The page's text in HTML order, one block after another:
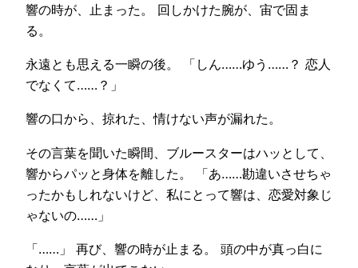
響の時が、止まった。 回しかけた腕が、宙で固ま
る。
永遠とも思える一瞬の後。 「しん……ゆう……？ 恋人
でなくて……？」
響の口から、掠れた、情けない声が漏れた。
その言葉を聞いた瞬間、ブルースターはハッとして、
響からパッと身体を離した。 「あ……勘違いさせちゃ
ったかもしれないけど、私にとって響は、恋愛対象じ
ゃないの……」
「……」 再び、響の時が止まる。 頭の中が真っ白に